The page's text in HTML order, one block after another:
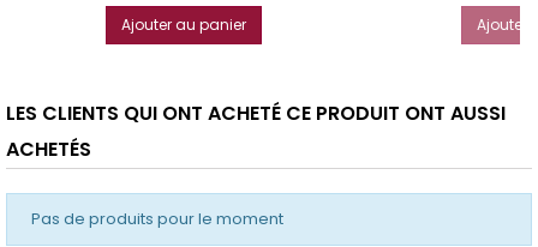
Ajouter au panier Ajouter
LES CLIENTS QUI ONT ACHETÉ CE PRODUIT ONT AUSSI
ACHETÉS
Pas de produits pour le moment